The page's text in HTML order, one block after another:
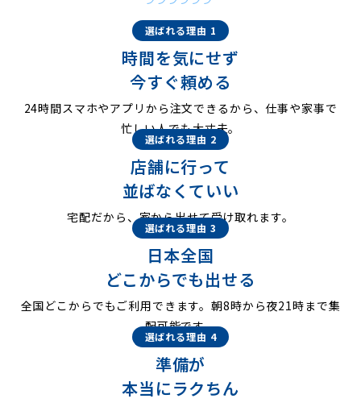
選ばれる理由 1
時間を気にせず
今すぐ頼める
24時間スマホやアプリから注文できるから、仕事や家事で
忙しい人でも大丈夫。
選ばれる理由 2
店舗に行って
並ばなくていい
宅配だから、家から出せて受け取れます。
選ばれる理由 3
日本全国
どこからでも出せる
全国どこからでもご利用できます。朝8時から夜21時まで集
配可能です。
選ばれる理由 4
準備が
本当にラクちん